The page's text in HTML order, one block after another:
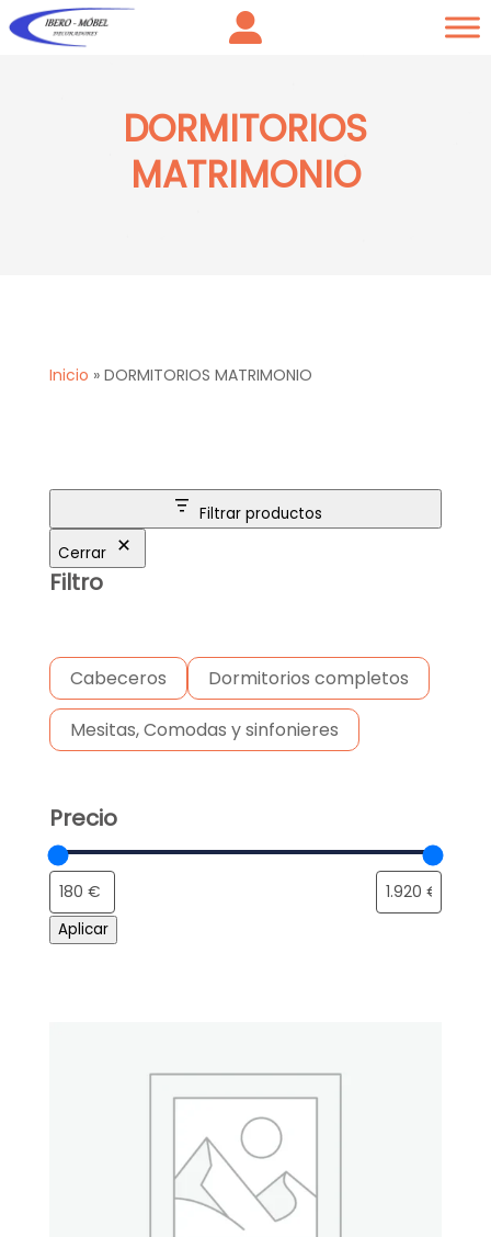
DORMITORIOS
MATRIMONIO
Inicio » DORMITORIOS MATRIMONIO
Filtrar productos
Cerrar
Filtro
Cabeceros Dormitorios completos
Mesitas, Comodas y sinfonieres
Precio
Aplicar